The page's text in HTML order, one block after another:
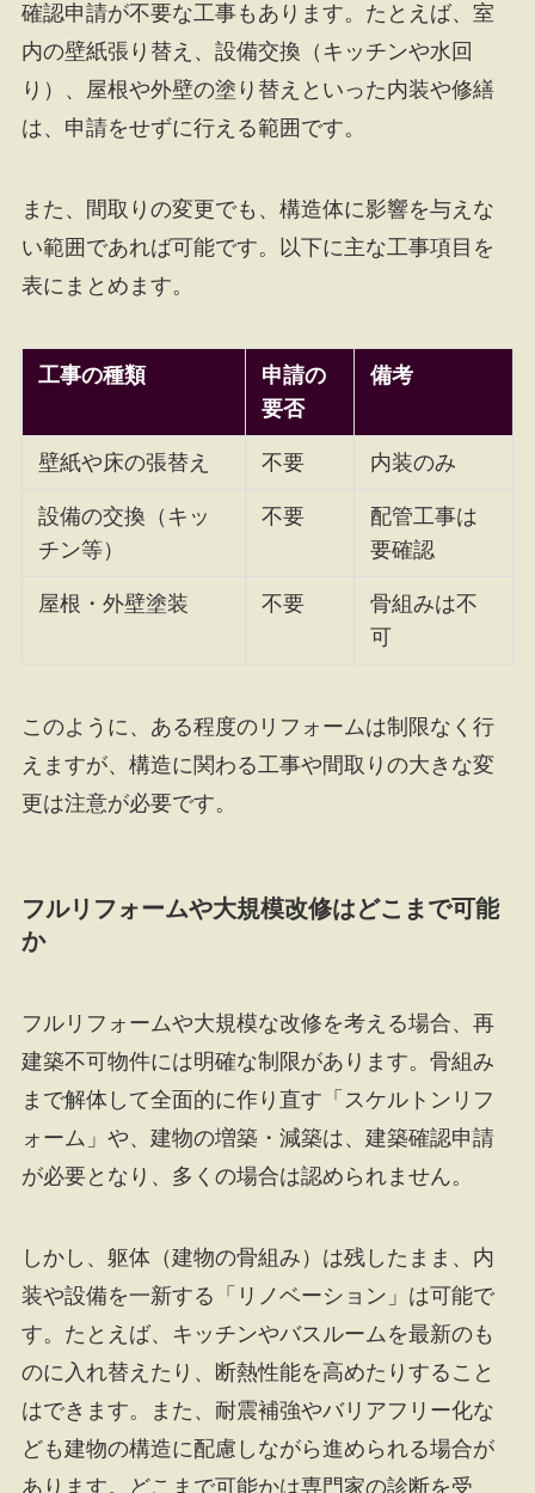
確認申請が不要な工事もあります。たとえば、室
内の壁紙張り替え、設備交換（キッチンや水回
り）、屋根や外壁の塗り替えといった内装や修繕
は、申請をせずに行える範囲です。
また、間取りの変更でも、構造体に影響を与えな
い範囲であれば可能です。以下に主な工事項目を
表にまとめます。
工事の種類
申請の
要否
備考
壁紙や床の張替え 不要 内装のみ
設備の交換（キッ
チン等）
不要
配管工事は
要確認
屋根・外壁塗装 不要
骨組みは不
可
このように、ある程度のリフォームは制限なく行
えますが、構造に関わる工事や間取りの大きな変
更は注意が必要です。
フルリフォームや大規模改修はどこまで可能
か
フルリフォームや大規模な改修を考える場合、再
建築不可物件には明確な制限があります。骨組み
まで解体して全面的に作り直す「スケルトンリフ
ォーム」や、建物の増築・減築は、建築確認申請
が必要となり、多くの場合は認められません。
しかし、躯体（建物の骨組み）は残したまま、内
装や設備を一新する「リノベーション」は可能で
す。たとえば、キッチンやバスルームを最新のも
のに入れ替えたり、断熱性能を高めたりすること
はできます。また、耐震補強やバリアフリー化な
ども建物の構造に配慮しながら進められる場合が
あります。どこまで可能かは専門家の診断を受